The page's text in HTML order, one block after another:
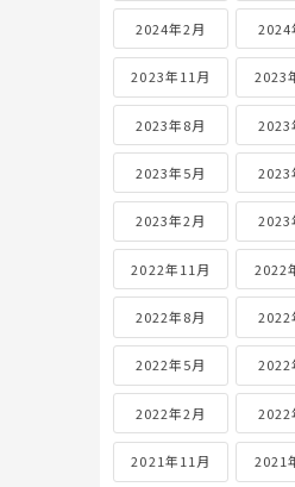
2024年2月 2024
2023年11月 2023
2023年8月 2023
2023年5月 2023
2023年2月 2023
2022年11月 2022
2022年8月 2022
2022年5月 2022
2022年2月 2022
2021年11月 2021